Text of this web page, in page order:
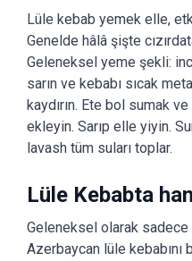
Lüle kebab yemek elle,
Genelde hâlâ şişte
Geleneksel yeme şekli:
sarın ve kebabı sıcak
kaydırın. Ete bol sumak ve
ekleyin. Sarıp elle yiyin.
lavash tüm suları toplar.
Lüle Kebabta
Geleneksel olarak sadece
Azerbaycan lüle